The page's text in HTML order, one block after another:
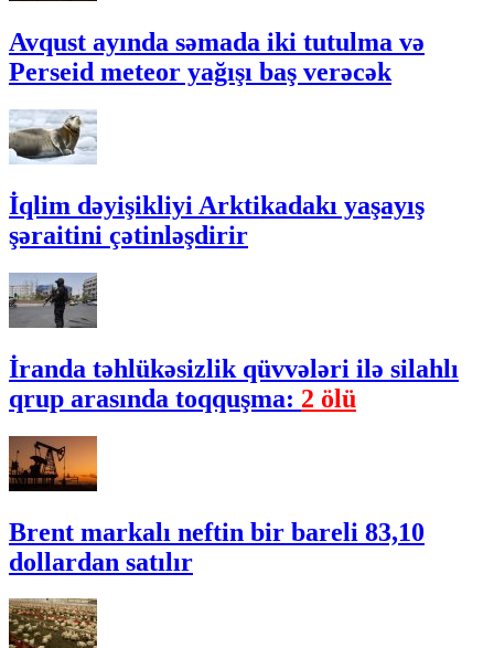
Avqust ayında səmada iki tutulma və
Perseid meteor yağışı baş verəcək
İqlim dəyişikliyi Arktikadakı yaşayış
şəraitini çətinləşdirir
İranda təhlükəsizlik qüvvələri ilə silahlı
qrup arasında toqquşma: 2 ölü
Brent markalı neftin bir bareli 83,10
dollardan satılır